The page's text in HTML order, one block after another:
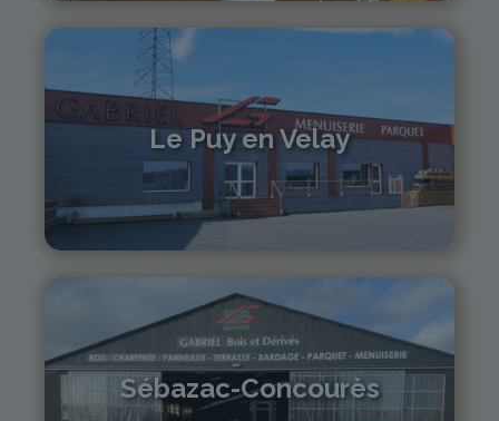
Le Puy en Velay
04 71 01 13 30
lepuy@gabriel-sa.fr
Sébazac-Concourès